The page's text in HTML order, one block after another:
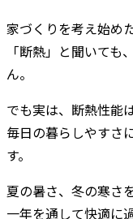
家づくりを考え始め
「断熱」と聞いて
ん。
でも実は、断熱性能
毎日の暮らしやすさ
す。
夏の暑さ、冬の寒さ
一年を通して快適に